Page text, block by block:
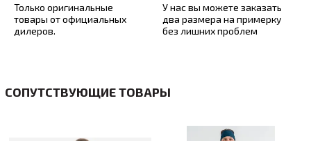
Только оригинальные
товары от официальных
дилеров.
У нас вы можете заказать
два размера на примерку
без лишних проблем
СОПУТСТВУЮЩИЕ ТОВАРЫ